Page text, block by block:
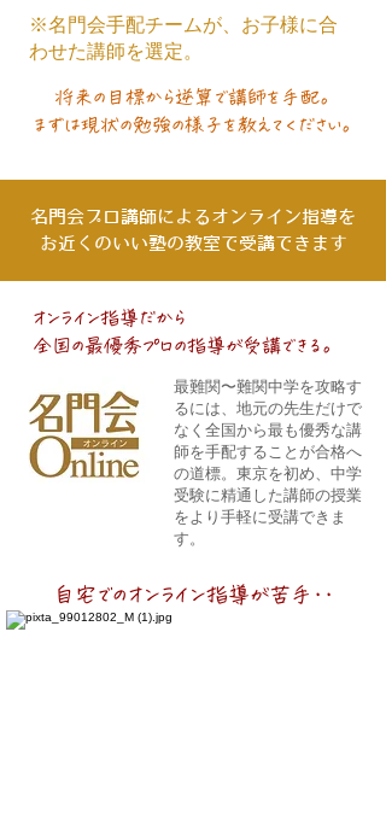
※名門会手配チームが、お子様に合
わせた講師を選定。
将来の目標から逆算で講師を手配。
まずは現状の勉強の様子を教えてください。
名門会プロ講師によるオンライン指導を
​お近くのいい塾の教室で受講できます
オンライン指導だから
全国の最優秀プロの指導が受講できる。
最難関〜難関中学を攻略す
るには、地元の先生だけで
なく​全国から最も優秀な講
師を手配することが合格へ
の道標。東京を初め、中学
受験に精通した講師の授業
をより手軽に受講できま
す。
自宅でのオンライン指導が苦手・・